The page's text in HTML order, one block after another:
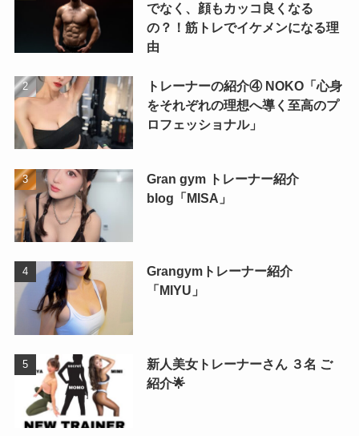
でなく、顔もカッコ良くなる
の？！筋トレでイケメンになる理
由
トレーナーの紹介④ NOKO「心身
をそれぞれの理想へ導く至高のプ
ロフェッショナル」
Gran gym トレーナー紹介
blog「MISA」
Grangymトレーナー紹介
「MIYU」
新人美女トレーナーさん ３名 ご
紹介🌟